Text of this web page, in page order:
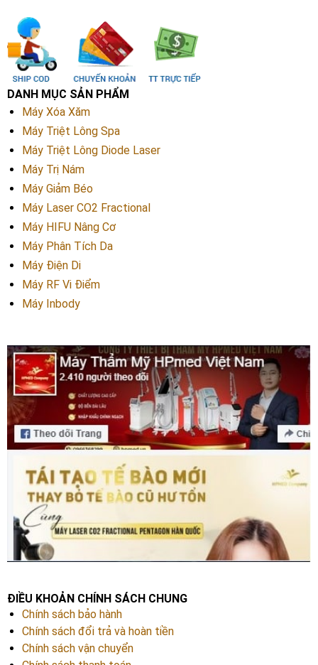
DANH MỤC SẢN PHẨM
Máy Xóa Xăm
Máy Triệt Lông Spa
Máy Triệt Lông Diode Laser
Máy Trị Nám
Máy Giảm Béo
Máy Laser CO2 Fractional
Máy HIFU Nâng Cơ
Máy Phân Tích Da
Máy Điện Di
Máy RF Vi Điểm
Máy Inbody
ĐIỀU KHOẢN CHÍNH SÁCH CHUNG
Chính sách bảo hành
Chính sách đổi trả và hoàn tiền
Chính sách vận chuyển